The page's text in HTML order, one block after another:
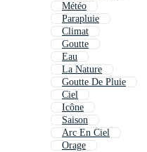
Météo
Parapluie
Climat
Goutte
Eau
La Nature
Goutte De Pluie
Ciel
Icône
Saison
Arc En Ciel
Orage